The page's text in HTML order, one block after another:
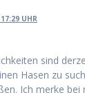
UHR
sind
Hasen zu
Ich merke bei